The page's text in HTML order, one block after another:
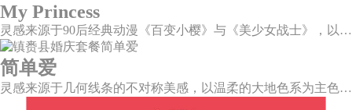
My Princess
灵感来源于90后经典动漫《百变小樱》与《美少女战士》，以柔美梦幻的马卡龙色系为主色调，融合精灵萌宠与星星魔法阵等元素，为遗落凡间的公主搭建一个召唤王子的舞台。
简单爱
灵感来源于几何线条的不对称美感，以温柔的大地色系为主色调，空间上，利用几何线条进行完美切割，配以柔和色系的花艺点缀，构造了一个温馨柔和、清新复古的空间。